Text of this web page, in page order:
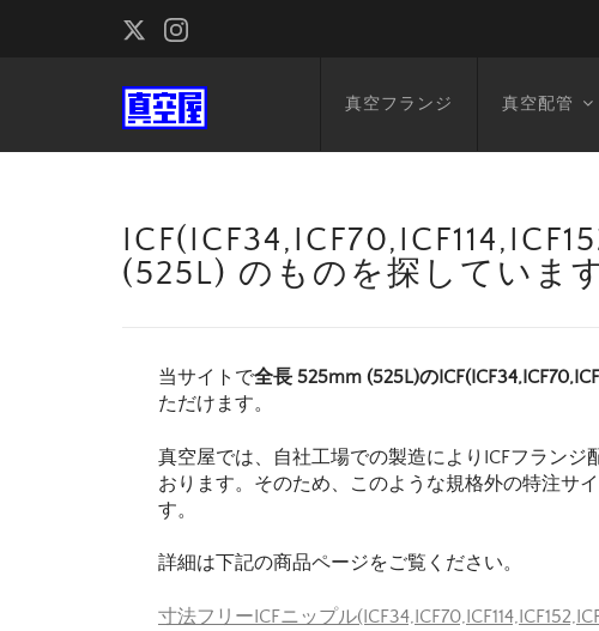
真空フランジ 真空配管
(525L) のものを探しています
当サイトで全長 525mm (525L)の
ただけます。
真空屋では、自社工場での製造によりICFフランジ
おります。そのため、このような規格外の特注サ
す。
詳細は下記の商品ページをご覧ください。
寸法フリーICFニップル